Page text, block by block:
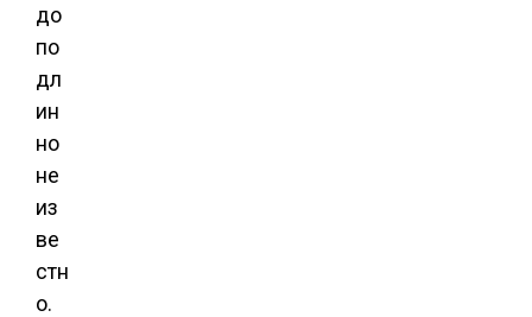
до
по
дл
ин
но
не
из
ве
стн
о.